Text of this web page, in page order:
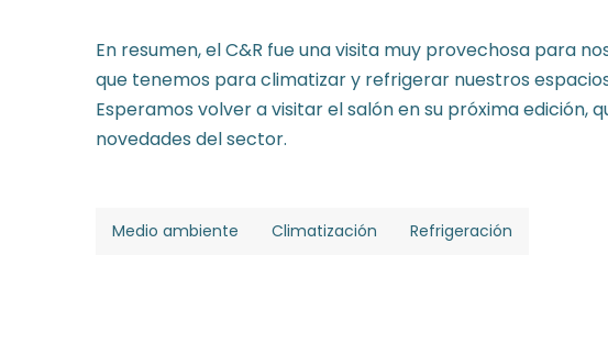
En resumen, el C&R fue una visita muy provechosa para
que tenemos para climatizar y refrigerar nuestros
Esperamos volver a visitar el salón en su próxima edición,
novedades del sector.
Medio ambiente Climatización Refrigeración